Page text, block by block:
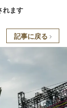
れます
記事に戻る